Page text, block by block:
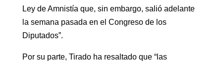
Ley de Amnistía que, sin embargo, salió adelante
la semana pasada en el Congreso de los
Diputados”.
Por su parte, Tirado ha resaltado que “las